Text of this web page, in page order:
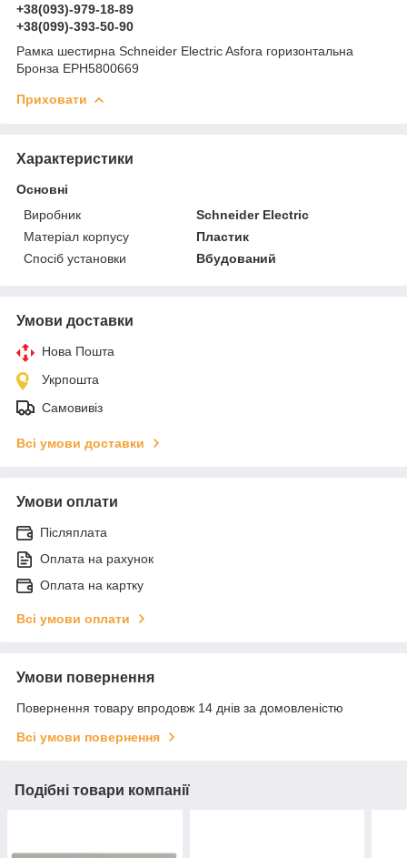
+38(093)-979-18-89
+38(099)-393-50-90
Рамка шестирна Schneider Electric Asfora горизонтальна
Бронза EPH5800669
Приховати
Характеристики
Основні
Виробник
Schneider Electric
Матеріал корпусу
Пластик
Спосіб установки
Вбудований
Умови доставки
Нова Пошта
Укрпошта
Самовивіз
Всі умови доставки
Умови оплати
Післяплата
Оплата на рахунок
Оплата на картку
Всі умови оплати
Умови повернення
Повернення товару впродовж 14 днів за домовленістю
Всі умови повернення
Подібні товари компанії